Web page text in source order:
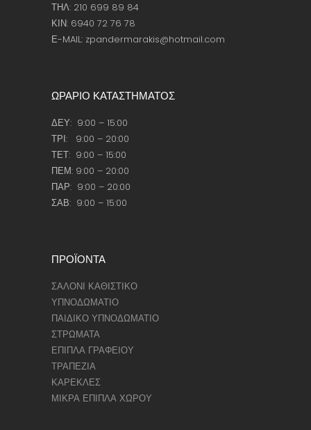
ΤΗΛ: 210 699 89 84
ΚΙΝ: 6940 72 76 78
Ε-MAIL: zpandermarakis@hotmail.com
ΩΡΑΡΙΟ ΚΑΤΑΣΤΗΜΑΤΟΣ
ΔΕΥ: 9:00 – 15:00
ΤΡΙ: 9:00 – 20:00
ΤΕΤ: 9:00 – 15:00
ΠΕΜ: 9:00 – 20:00
ΠΑΡ: 9:00 – 20:00
ΣΑΒ: 9:00 – 15:00
ΠΡΟΪΟΝΤΑ
ΣΑΛΟΝΙ ΚΑΘΙΣΤΙΚΟ
ΥΠΝΟΔΩΜΑΤΙΟ
ΠΑΙΔΙΚΟ ΥΠΝΟΔΩΜΑΤΙΟ
ΣΤΡΩΜΑΤΑ
ΕΠΙΠΛΑ ΓΡΑΦΕΙΟΥ
ΤΡΑΠΕΖΙΑ
ΚΑΡΕΚΛΕΣ
ΜΙΚΡΑ ΕΠΙΠΛΑ ΧΩΡΟΥ